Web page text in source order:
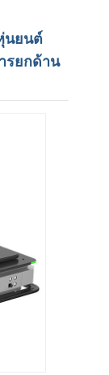
นยนต์
รยกด้าน